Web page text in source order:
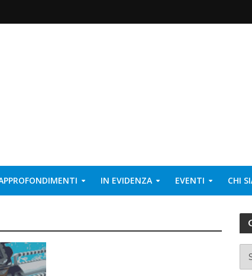
IN EVIDENZA EVENTI CHI